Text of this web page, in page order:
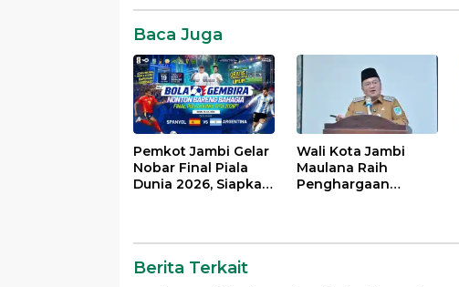
Komentar
Baca Juga
Pemkot Jambi Gelar
Nobar Final Piala
Dunia 2026, Siapkan
Wali Kota Jambi
Maulana Raih
Penghargaan
Mengambil Rapor
Berita Terkait